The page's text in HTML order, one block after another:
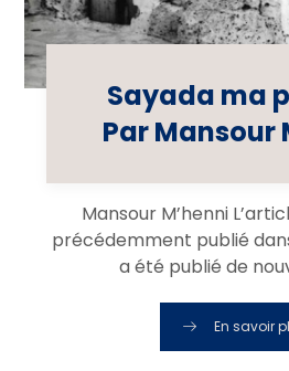
Sayada ma
Par Mansour
Mansour M’henni
précédemment publié
a été publié de
En savoir